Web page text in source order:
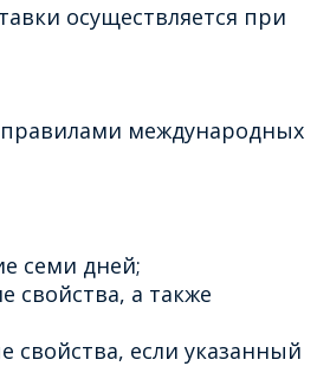
осуществляется при
правилами международных
семи дней;
свойства, а также
свойства, если указанный